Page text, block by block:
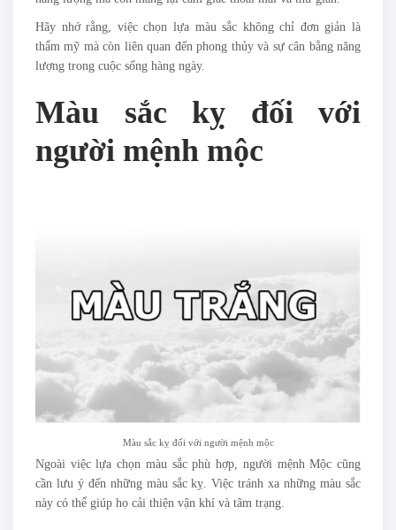
Hãy nhớ rằng, việc chọn lựa màu sắc không chỉ đơn giản là
thẩm mỹ mà còn liên quan đến phong thủy và sự cân bằng năng
lượng trong cuộc sống hàng ngày.
Màu sắc kỵ đối với
người mệnh mộc
Màu sắc kỵ đối với người mệnh mộc
Ngoài việc lựa chọn màu sắc phù hợp, người mệnh Mộc cũng
cần lưu ý đến những màu sắc kỵ. Việc tránh xa những màu sắc
này có thể giúp họ cải thiện vận khí và tâm trạng.